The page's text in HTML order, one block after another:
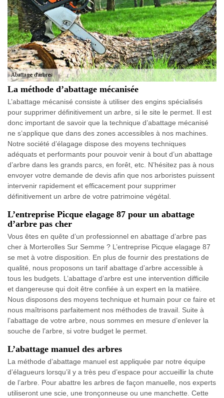
La méthode d’abattage mécanisée
L’abattage mécanisé consiste à utiliser des engins spécialisés
pour supprimer définitivement un arbre, si le site le permet. Il est
donc important de savoir que la technique d’abattage mécanisé
ne s’applique que dans des zones accessibles à nos machines.
Notre société d’élagage dispose des moyens techniques
adéquats et performants pour pouvoir venir à bout d’un abattage
d’arbre dans les grands parcs, en forêt, etc. N’hésitez pas à nous
envoyer votre demande de devis afin que nos arboristes puissent
intervenir rapidement et efficacement pour supprimer
définitivement un arbre de votre patrimoine végétal.
L’entreprise Picque elagage 87 pour un abattage
d’arbre pas cher
Vous êtes en quête d’un professionnel en abattage d’arbre pas
cher à Morterolles Sur Semme ? L’entreprise Picque elagage 87
se met à votre disposition. En plus de fournir des prestations de
qualité, nous proposons un tarif abattage d’arbre accessible à
tous les budgets. L’abattage d’arbre est une intervention difficile
et dangereuse qui doit être confiée à un expert en la matière.
Nous disposons des moyens technique et humain pour ce faire et
nous maîtrisons parfaitement nos méthodes de travail. Suite à
l’abattage de votre arbre, nous sommes en mesure d’enlever la
souche de l’arbre, si votre budget le permet.
L’abattage manuel des arbres
La méthode d’abattage manuel est appliquée par notre équipe
d’élagueurs lorsqu’il y a très peu d’espace pour accueillir la chute
de l’arbre. Pour abattre les arbres de façon manuelle, nos experts
utiliseront une scie, une tronçonneuse ou une manchette. Cette